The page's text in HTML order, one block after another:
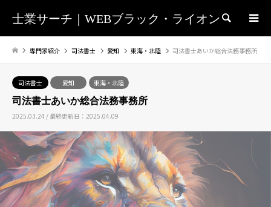
士業サーチ｜WEBブラック・ライオン 検索
専門家紹介 司法書士 愛知 東海・北陸 司法書士あいか総合法務事務所
司法書士 愛知 東海・北陸
司法書士あいか総合法務事務所
2025.03.24 / 最終更新日：2025.04.09